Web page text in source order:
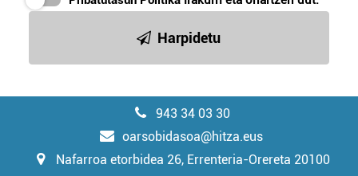
Harpidetu
943 34 03 30
oarsobidasoa@hitza.eus
Nafarroa etorbidea 26, Errenteria-Orereta 20100